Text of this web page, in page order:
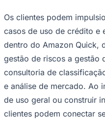
Champions League
Premier League
La Liga
Mundial 2026
Times - Ir direto
Os clientes podem
casos de uso de crédito e
dentro do Amazon Quick,
gestão de riscos a gestão
consultoria de
e análise de mercado. Ao
de uso geral ou construir
clientes podem conectar